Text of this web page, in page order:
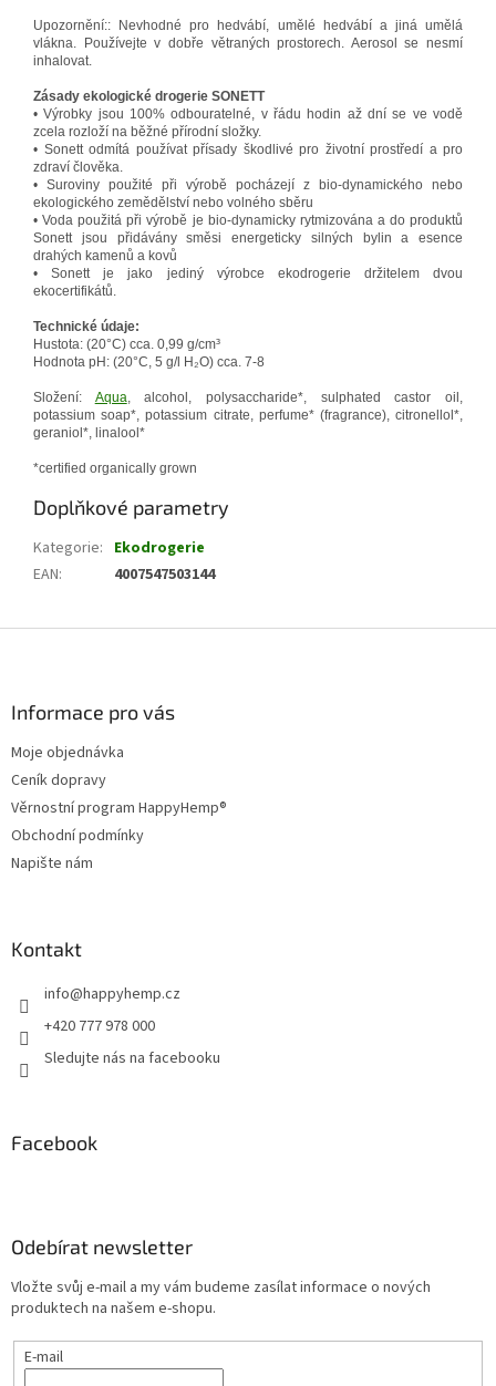
Upozornění:: Nevhodné pro hedvábí, umělé hedvábí a jiná umělá
vlákna. Používejte v dobře větraných prostorech. Aerosol se nesmí
inhalovat.
Zásady ekologické drogerie SONETT
• Výrobky jsou 100% odbouratelné, v řádu hodin až dní se ve vodě
zcela rozloží na běžné přírodní složky.
• Sonett odmítá používat přísady škodlivé pro životní prostředí a pro
zdraví člověka.
• Suroviny použité při výrobě pocházejí z bio-dynamického nebo
ekologického zemědělství nebo volného sběru
• Voda použitá při výrobě je bio-dynamicky rytmizována a do produktů
Sonett jsou přidávány směsi energeticky silných bylin a esence
drahých kamenů a kovů
• Sonett je jako jediný výrobce ekodrogerie držitelem dvou
ekocertifikátů.
Technické údaje:
Hustota: (20°C) cca. 0,99 g/cm³
Hodnota pH: (20°C, 5 g/l H₂O) cca. 7-8
Složení: Aqua, alcohol, polysaccharide*, sulphated castor oil,
potassium soap*, potassium citrate, perfume* (fragrance), citronellol*,
geraniol*, linalool*
*certified organically grown
Doplňkové parametry
Kategorie: Ekodrogerie
EAN: 4007547503144
Informace pro vás
Moje objednávka
Ceník dopravy
Věrnostní program HappyHemp®
Obchodní podmínky
Napište nám
Kontakt
info@happyhemp.cz
+420 777 978 000
Sledujte nás na facebooku
Facebook
Odebírat newsletter
Vložte svůj e-mail a my vám budeme zasílat informace o nových
produktech na našem e-shopu.
E-mail